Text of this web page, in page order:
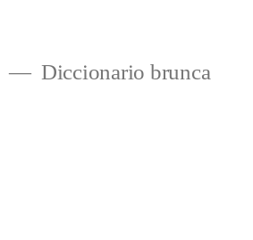
Diccionario brunca